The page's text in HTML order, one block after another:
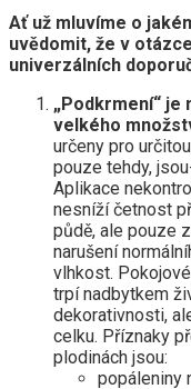
Ať už mluvíme o
uvědomit, že v
univerzálních
„Podkrmení“ je
velkého
určeny pro
pouze tehdy,
Aplikace
nesníží četnost
půdě, ale pouze
narušení
vlhkost.
trpí nadbytkem
dekorativnosti,
celku. Příznaky
plodinách jsou:
popáleniny